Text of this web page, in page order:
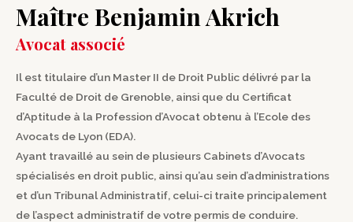
Maître Benjamin Akrich
Avocat associé
Il est titulaire d’un Master II de Droit Public délivré par la
Faculté de Droit de Grenoble, ainsi que du Certificat
d’Aptitude à la Profession d’Avocat obtenu à l’Ecole des
Avocats de Lyon (EDA).
Ayant travaillé au sein de plusieurs Cabinets d’Avocats
spécialisés en droit public, ainsi qu’au sein d’administrations
et d’un Tribunal Administratif, celui-ci traite principalement
de l’aspect administratif de votre permis de conduire.